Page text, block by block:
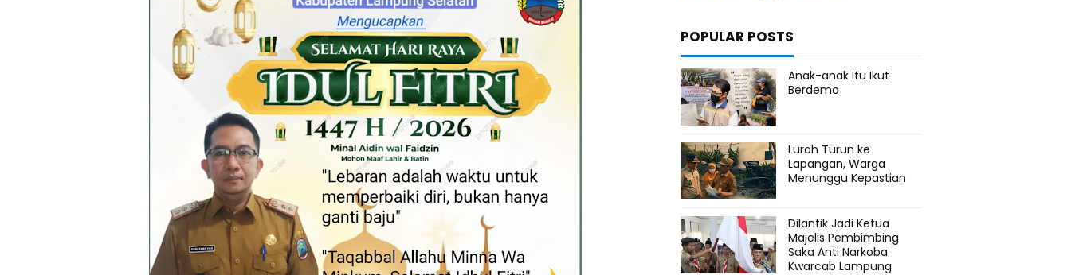
POPULAR POSTS
Anak-anak Itu Ikut
Berdemo
Lurah Turun ke
Lapangan, Warga
Menunggu Kepastian
Dilantik Jadi Ketua
Majelis Pembimbing
Saka Anti Narkoba
Kwarcab Lampung